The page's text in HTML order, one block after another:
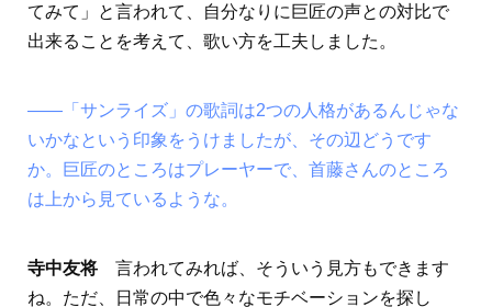
てみて」と言われて、自分なりに巨匠の声との対比で
出来ることを考えて、歌い方を工夫しました。
――「サンライズ」の歌詞は2つの人格があるんじゃな
いかなという印象をうけましたが、その辺どうです
か。巨匠のところはプレーヤーで、首藤さんのところ
は上から見ているような。
寺中友将 言われてみれば、そういう見方もできます
ね。ただ、日常の中で色々なモチベーションを探し